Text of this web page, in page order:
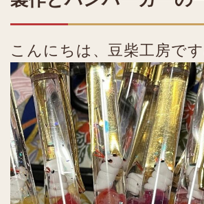
こんにちは、豆柴工房です